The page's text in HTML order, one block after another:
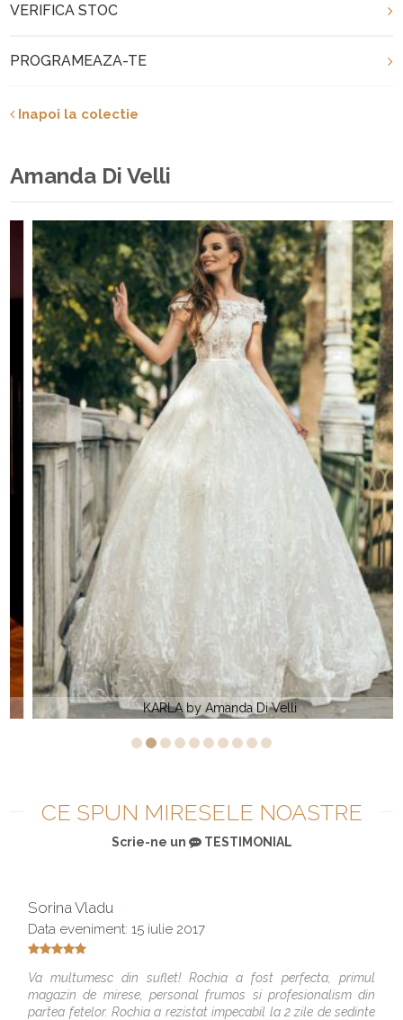
VERIFICA STOC
PROGRAMEAZA-TE
Inapoi la colectie
Amanda Di Velli
KARLA by Amanda Di Velli
CE SPUN MIRESELE NOASTRE
Scrie-ne un TESTIMONIAL
Sorina Vladu
Data eveniment: 15 iulie 2017
Va multumesc din suflet! Rochia a fost perfecta, primul
magazin de mirese, personal frumos si profesionalism din
partea fetelor. Rochia a rezistat impecabil la 2 zile de sedinte